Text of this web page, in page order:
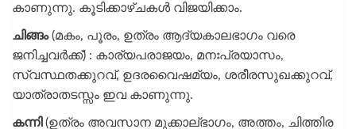
കാണുന്നു. കൂടിക്കാഴ്ചകൾ വിജയിക്കാം.
ചിങ്ങം(മകം, പൂരം, ഉത്രം ആദ്യകാലഭാഗം വരെ
ജനിച്ചവർക്ക്) : കാര്യപരാജയം, മനഃപ്രയാസം,
സ്വസ്ഥതക്കുറവ്, ഉദരവൈഷമ്യം, ശരീരസുഖക്കുറവ്,
യാത്രാതടസ്സം ഇവ കാണുന്നു.
കന്നി (ഉത്രം അവസാന മുക്കാല്ഭാഗം, അത്തം, ചിത്തിര